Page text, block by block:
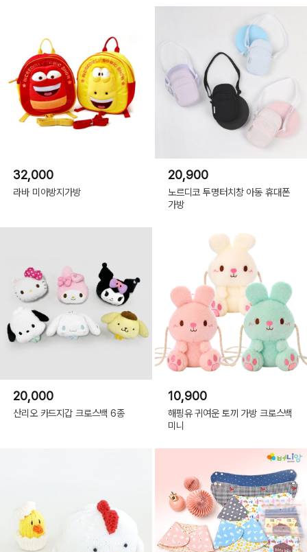
32,000
라바 미아방지가방
20,900
노르디코 투명터치창 아동 휴대폰
가방
20,000
산리오 카드지갑 크로스백 6종
10,900
해핑유 귀여운 토끼 가방 크로스백
미니